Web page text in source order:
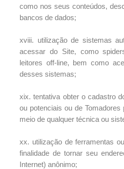
como nos seus conteúdos,
bancos de dados;
xviii. utilização de sistemas
acessar do Site, como
leitores off-line, bem como
desses sistemas;
xix. tentativa obter o cadastro
ou potenciais ou de
meio de qualquer técnica ou
xx. utilização de ferramentas
finalidade de tornar seu
Internet) anônimo;